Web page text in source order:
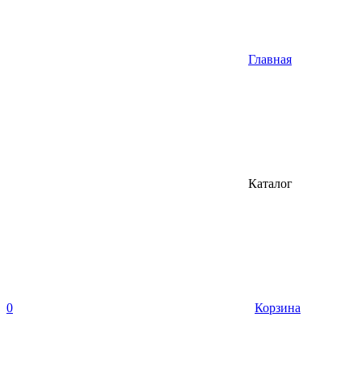
Главная
Каталог
0 Корзина